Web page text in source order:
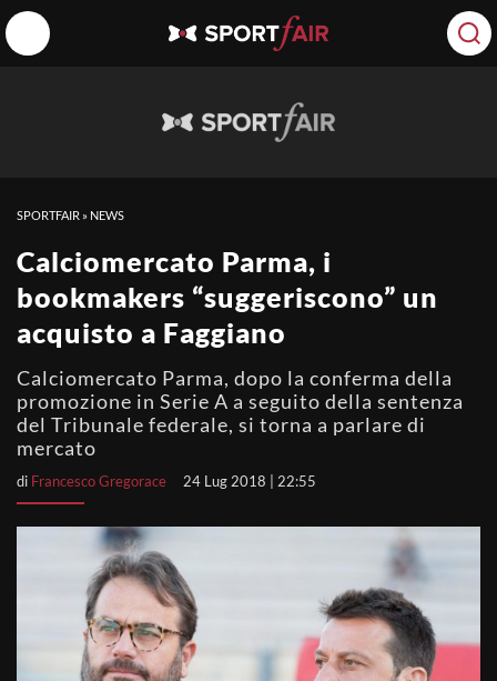
SPORTFAIR » NEWS
Calciomercato Parma, i
bookmakers “suggeriscono” un
acquisto a Faggiano
Calciomercato Parma, dopo la conferma della
promozione in Serie A a seguito della sentenza
del Tribunale federale, si torna a parlare di
mercato
di Francesco Gregorace 24 Lug 2018 | 22:55